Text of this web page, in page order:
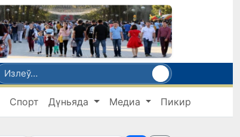
Спорт Дүньяда Медиа Пикир